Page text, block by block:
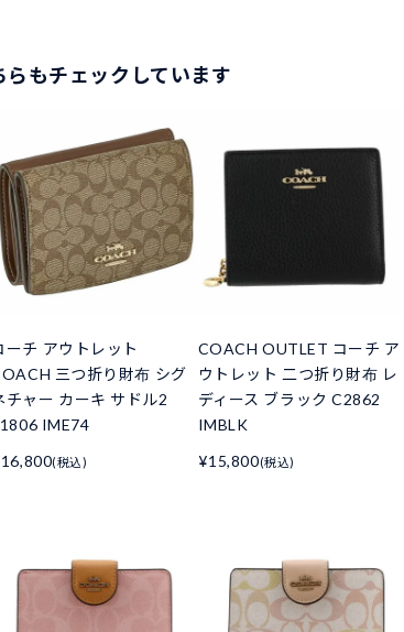
もチェックしています
ーチ アウトレット
三つ折り財布 シグ
チャー カーキ サドル2
IME74
(税込)
COACH OUTLET コーチ ア
ウトレット 二つ折り財布 レ
ディース ブラック C2862
IMBLK
¥15,800(税込)